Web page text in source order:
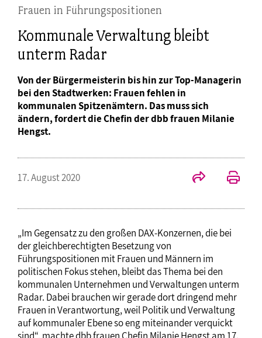
Frauen in Führungspositionen
Kommunale Verwaltung bleibt
unterm Radar
Von der Bürgermeisterin bis hin zur Top-Managerin
bei den Stadtwerken: Frauen fehlen in
kommunalen Spitzenämtern. Das muss sich
ändern, fordert die Chefin der dbb frauen Milanie
Hengst.
17. August 2020
„Im Gegensatz zu den großen DAX-Konzernen, die bei
der gleichberechtigten Besetzung von
Führungspositionen mit Frauen und Männern im
politischen Fokus stehen, bleibt das Thema bei den
kommunalen Unternehmen und Verwaltungen unterm
Radar. Dabei brauchen wir gerade dort dringend mehr
Frauen in Verantwortung, weil Politik und Verwaltung
auf kommunaler Ebene so eng miteinander verquickt